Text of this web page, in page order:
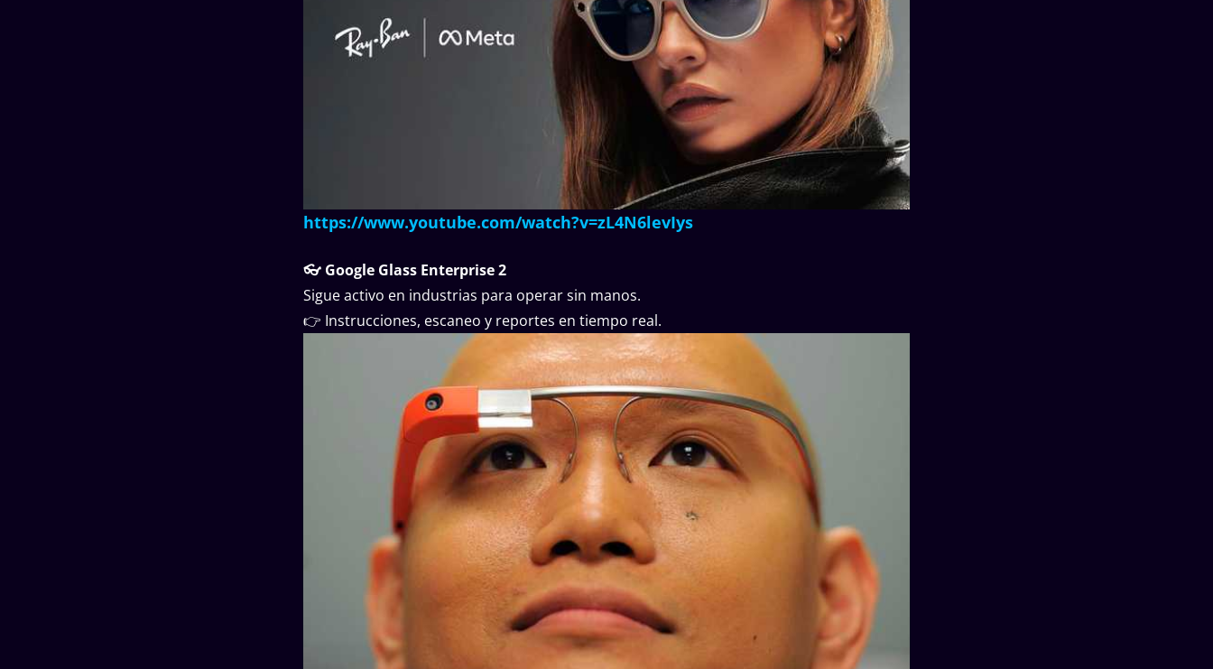
https://www.youtube.com/watch?v=zL4N6levIys
👓 Google Glass Enterprise 2
Sigue activo en industrias para operar sin manos.
👉 Instrucciones, escaneo y reportes en tiempo real.